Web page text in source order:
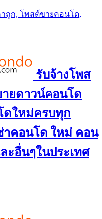
าถูก, โพสต์ขายคอนโด,
รับจ้างโพส
ายดาวน์คอนโด
ดใหม่ครบทุก
าคอนโด ใหม่ คอน
ะอื่นๆในประเทศ